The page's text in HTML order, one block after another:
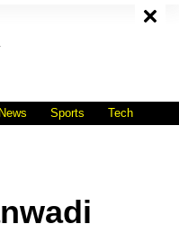
News Sports Tech